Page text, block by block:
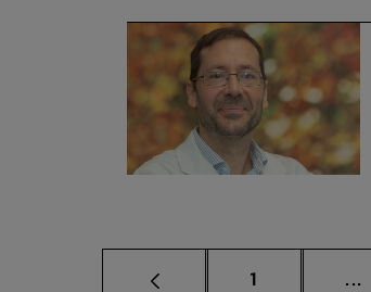
Página
1 ...